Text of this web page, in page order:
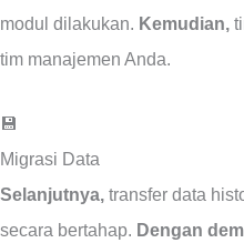
modul dilakukan. Kemudian,
tim manajemen Anda.
💾
Migrasi Data
Selanjutnya, transfer data
secara bertahap. Dengan